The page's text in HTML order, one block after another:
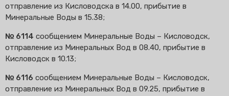
отправление из Кисловодска в 14.00, прибытие в
Минеральные Воды в 15.38;
№ 6114 сообщением Минеральные Воды – Кисловодск,
отправление из Минеральных Вод в 08.40, прибытие в
Кисловодск в 10.13;
№ 6116 сообщением Минеральные Воды – Кисловодск,
отправление из Минеральных Вод в 09.25, прибытие в